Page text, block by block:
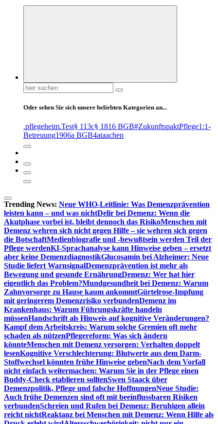
Suchen
nach:
Oder sehen Sie sich unsere beliebten Kategorien an...
.pflegeheim.Test§ 113c§ 1816 BGB#ZukunftspaktPflege1:1-
Betreuung1906a BGB4ataachen
Trending News: Neue WHO-Leitlinie: Was Demenzprävention
leisten kann – und was nichtDelir bei Demenz: Wenn die
Akutphase vorbei ist, bleibt dennoch das RisikoMenschen mit
Demenz wehren sich nicht gegen Hilfe – sie wehren sich gegen
die BotschaftMedienbiografie und -bewußtsein werden Teil der
Pflege werdenKI-Sprachanalyse kann Hinweise geben – ersetzt
aber keine DemenzdiagnostikGlucosamin bei Alzheimer: Neue
Studie liefert WarnsignalDemenzprävention ist mehr als
Bewegung und gesunde ErnährungDemenz: Wer hat hier
eigentlich das Problem?Mundgesundheit bei Demenz: Warum
Zahnvorsorge zu Hause kaum ankommtGürtelrose-Impfung
mit geringerem Demenzrisiko verbundenDemenz im
Krankenhaus: Warum Führungskräfte handeln
müssenHandschrift als Hinweis auf kognitive Veränderungen?
Kampf dem Arbeitskreis: Warum solche Gremien oft mehr
schaden als nützenPflegereform: Was sich ändern
könnteMenschen mit Demenz versorgen: Verhalten doppelt
lesenKognitive Verschlechterung: Blutwerte aus dem Darm-
Stoffwechsel könnten frühe Hinweise gebenNach dem Vorfall
nicht einfach weitermachen: Warum Sie in der Pflege einen
Buddy-Check etablieren solltenSwen Staack über
Demenzpolitik, Pflege und falsche HoffnungenNeue Studie:
Auch frühe Demenzen sind oft mit beeinflussbaren Risiken
verbundenSchreien und Rufen bei Demenz: Beruhigen allein
reicht nichtReaktanz bei Menschen mit Demenz: Wenn Hilfe als